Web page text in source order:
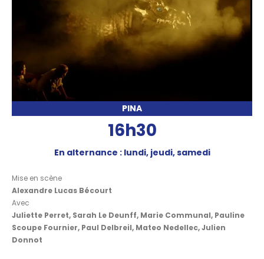
PINA
16h30
En alternance : lundi, jeudi, samedi
Mise en scène
Alexandre Lucas Bécourt
Avec
Juliette Perret, Sarah Le Deunff, Marie Communal, Pauline
Scoupe Fournier, Paul Delbreil, Mateo Nedellec, Julien
Donnot